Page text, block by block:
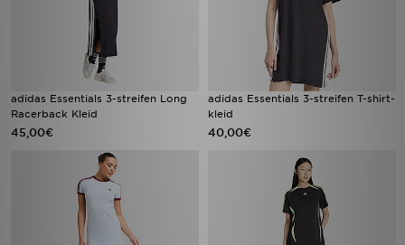
adidas Essentials 3-streifen Long
Racerback Kleid
45,00€
adidas Essentials 3-streifen T-shirt-
kleid
40,00€